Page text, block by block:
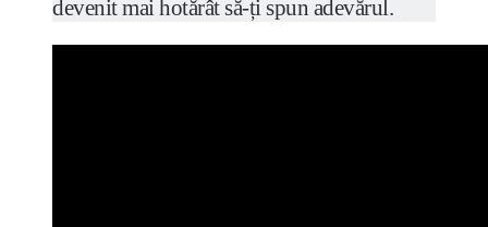
devenit mai hotărât să-ți spun adevărul.